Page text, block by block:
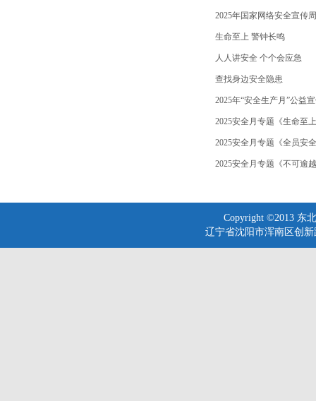
2025年国家网络安全宣传
生命至上 警钟长鸣
人人讲安全 个个会应急
查找身边安全隐患
2025年“安全生产月”公益
2025安全月专题《生命至
2025安全月专题《全员安
2025安全月专题《不可逾
Copyright ©2013 东
辽宁省沈阳市浑南区创新